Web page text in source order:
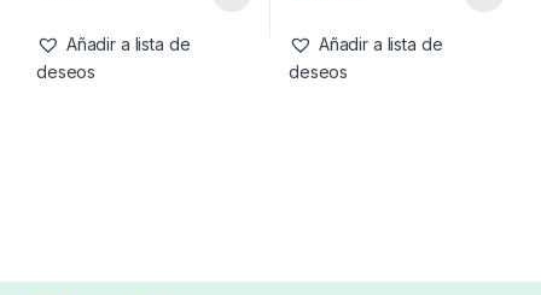
Añadir a lista de
deseos
Añadir a lista de
deseos